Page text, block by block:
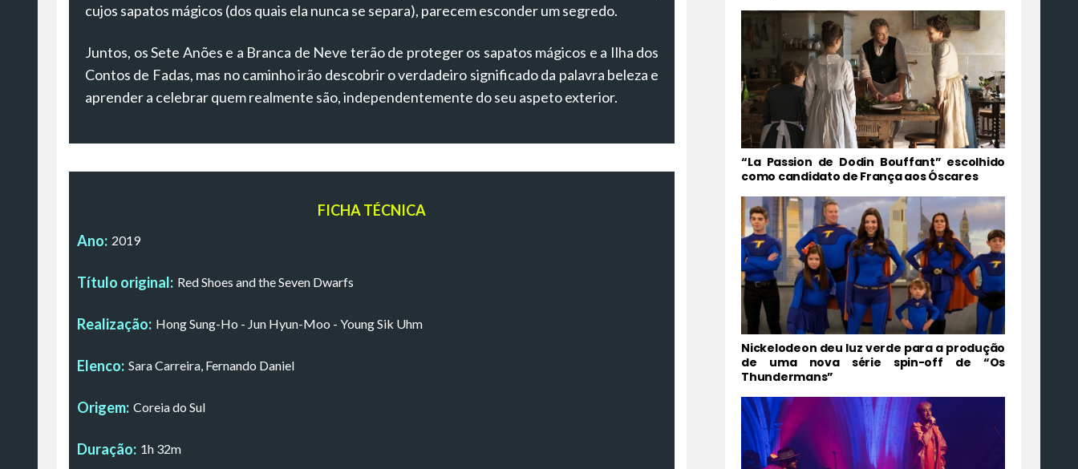
cujos sapatos mágicos (dos quais ela nunca se separa), parecem esconder um segredo.
Juntos, os Sete Anões e a Branca de Neve terão de proteger os sapatos mágicos e a Ilha dos
Contos de Fadas, mas no caminho irão descobrir o verdadeiro significado da palavra beleza e
aprender a celebrar quem realmente são, independentemente do seu aspeto exterior.
FICHA TÉCNICA
Ano: 2019
Título original: Red Shoes and the Seven Dwarfs
Realização: Hong Sung-Ho - Jun Hyun-Moo - Young Sik Uhm
Elenco: Sara Carreira, Fernando Daniel
Origem: Coreia do Sul
Duração: 1h 32m
“La Passion de Dodin Bouffant” escolhido
como candidato de França aos Óscares
Nickelodeon deu luz verde para a produção
de uma nova série spin-off de “Os
Thundermans”